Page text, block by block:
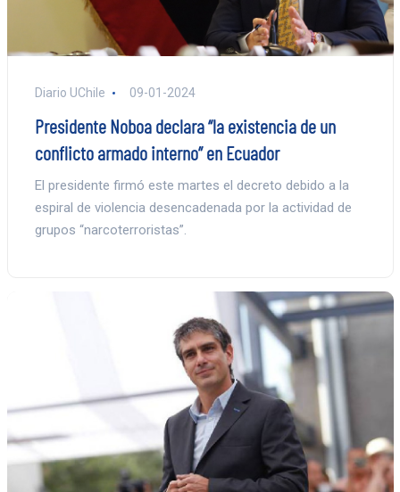
Diario UChile 09-01-2024
Presidente Noboa declara “la existencia de un
conflicto armado interno” en Ecuador
El presidente firmó este martes el decreto debido a la
espiral de violencia desencadenada por la actividad de
grupos “narcoterroristas”.